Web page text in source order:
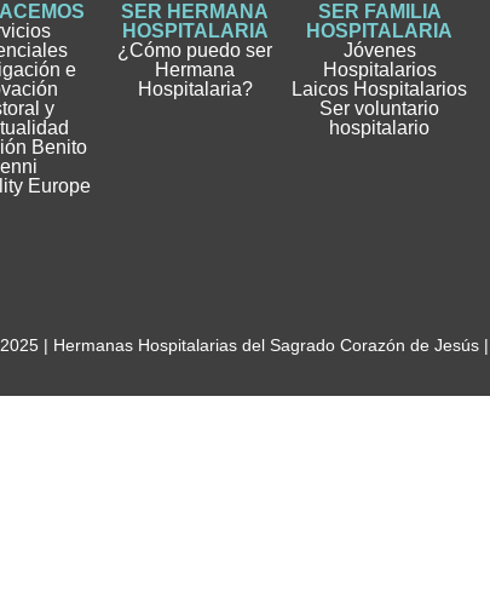
e
y
Benito
Europe
SER HERMANA
HOSPITALARIA
¿Cómo puedo ser
Hermana
Hospitalaria?
SER FAMILIA
HOSPITALARIA
Jóvenes
Hospitalarios
Laicos Hospitalarios
Ser voluntario
hospitalario
| Hermanas Hospitalarias del Sagrado Corazón de Jesús |